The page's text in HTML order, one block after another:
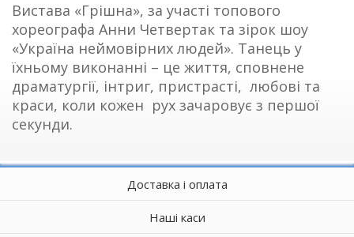
Вистава «Грішна», за участі топового
хореографа Анни Четвертак та зірок шоу
«Україна неймовірних людей». Танець у
їхньому виконанні – це життя, сповнене
драматургії, інтриг, пристрасті, любові та
краси, коли кожен рух зачаровує з першої
секунди.
Доставка і оплата
Наші каси